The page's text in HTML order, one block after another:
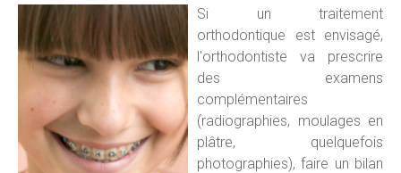
Si un traitement
orthodontique est envisagé,
l'orthodontiste va prescrire
des examens
complémentaires
(radiographies, moulages en
plâtre, quelquefois
photographies), faire un bilan